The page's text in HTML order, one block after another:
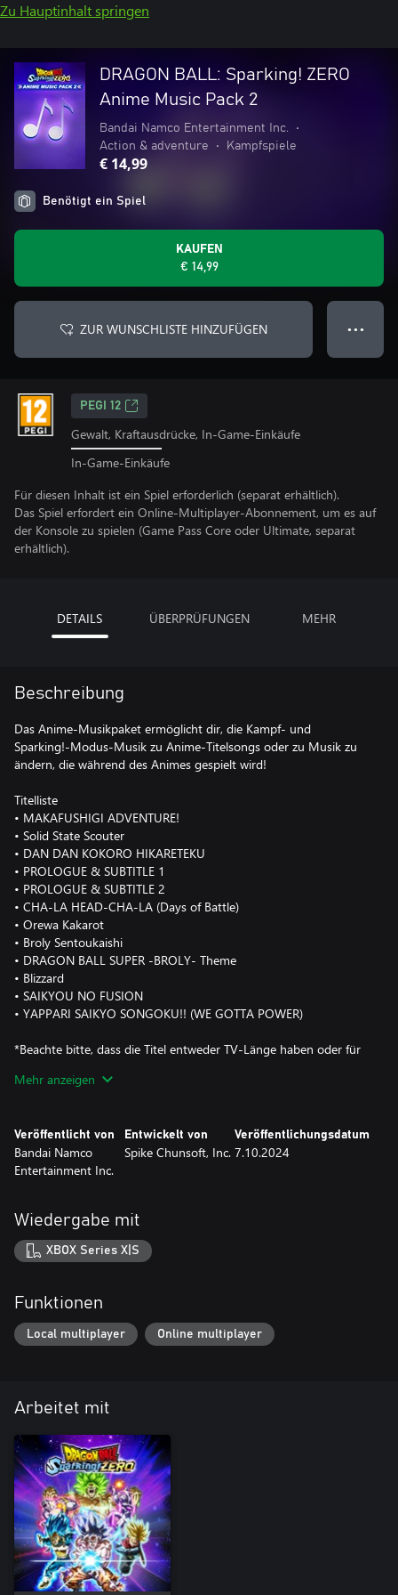
Zu Hauptinhalt springen
DRAGON BALL: Sparking! ZERO
Anime Music Pack 2
Bandai Namco Entertainment Inc.
•
Action & adventure
• Kampfspiele
€ 14,99
Benötigt ein Spiel
KAUFEN
€ 14,99
ZUR WUNSCHLISTE HINZUFÜGEN ● ● ●
PEGI 12
Gewalt, Kraftausdrücke, In-Game-Einkäufe
In-Game-Einkäufe
Für diesen Inhalt ist ein Spiel erforderlich (separat erhältlich).
Das Spiel erfordert ein Online-Multiplayer-Abonnement, um es auf
der Konsole zu spielen (Game Pass Core oder Ultimate, separat
erhältlich).
DETAILS ÜBERPRÜFUNGEN MEHR
Beschreibung
Das Anime-Musikpaket ermöglicht dir, die Kampf- und
Sparking!-Modus-Musik zu Anime-Titelsongs oder zu Musik zu
ändern, die während des Animes gespielt wird!
Titelliste
• MAKAFUSHIGI ADVENTURE!
• Solid State Scouter
• DAN DAN KOKORO HIKARETEKU
• PROLOGUE & SUBTITLE 1
• PROLOGUE & SUBTITLE 2
• CHA-LA HEAD-CHA-LA (Days of Battle)
• Orewa Kakarot
• Broly Sentoukaishi
• DRAGON BALL SUPER -BROLY- Theme
• Blizzard
• SAIKYOU NO FUSION
• YAPPARI SAIKYO SONGOKU!! (WE GOTTA POWER)
*Beachte bitte, dass die Titel entweder TV-Länge haben oder für
Mehr anzeigen
Veröffentlicht von
Bandai Namco
Entertainment Inc.
Entwickelt von
Spike Chunsoft, Inc.
Veröffentlichungsdatum
7.10.2024
Wiedergabe mit
XBOX Series X|S
Funktionen
Local multiplayer Online multiplayer
Arbeitet mit